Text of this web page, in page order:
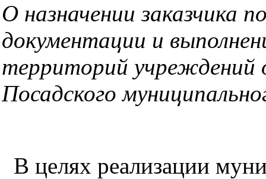
О назначении заказчика
документации и
территорий учреждений
Посадского
В целях реализации